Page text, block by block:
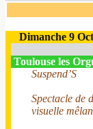
Dimanche 9
Toulouse les
Suspend’S
Spectacle de
visuelle